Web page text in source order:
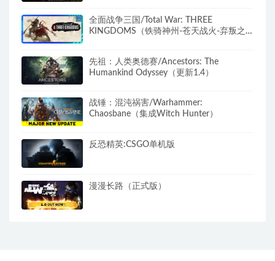
全面战争三国/Total War: THREE
KINGDOMS（铁骑神州-苍天战火-弃叛之
先祖：人类奥德赛/Ancestors: The
Humankind Odyssey（更新1.4）
战锤：混沌祸害/Warhammer:
Chaosbane（集成Witch Hunter）
反恐精英:CSGO单机版
漫漫长路（正式版）